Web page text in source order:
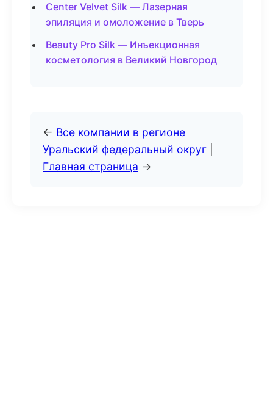
Center Velvet Silk — Лазерная
эпиляция и омоложение в Тверь
Beauty Pro Silk — Инъекционная
косметология в Великий Новгород
← Все компании в регионе
Уральский федеральный округ
Главная страница →